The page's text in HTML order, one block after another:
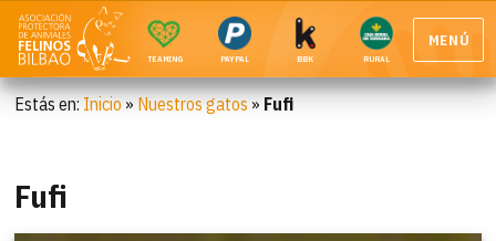
TEAMING PAYPAL BBK RURAL
MENÚ
Estás en: Inicio » Nuestros gatos » Fufi
Fufi